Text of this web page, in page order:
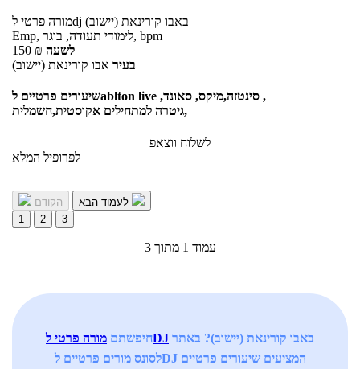
מורה פרטילdj באבו קורינאת (יישוב)
Emp, לימודי תעודה, בוגר, bpm
150 ₪ לשעה
בעיר אבו קורינאת (יישוב)
שיעורים פרטיים לablton live ,סינטזה,מיקס, סאונד ,
גיטרה למתחילים אקוסטית,חשמלית,
לשלוח ווצאפ
לפרופיל המלא
הקודם
1
2 3
עמוד 1 מתוך 3
חיפשתםמורה פרטי לDJ
לסונס מורים פרטיים לDJ המציעים שיעורים פרטיים